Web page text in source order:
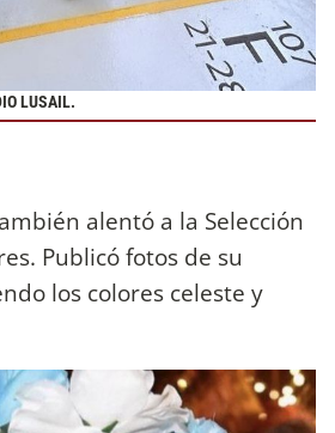
LUSAIL.
alentó a la Selección
Publicó fotos de su
los colores celeste y